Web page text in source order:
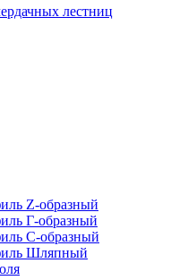
лестниц
Z-образный
Г-образный
С-образный
Шляпный